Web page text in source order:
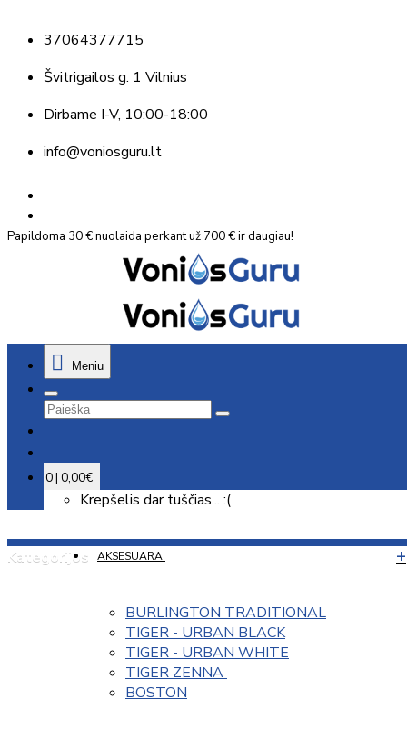
37064377715
Švitrigailos g. 1 Vilnius
Dirbame I-V, 10:00-18:00
info@voniosguru.lt
Papildoma 30 € nuolaida perkant už 700 € ir daugiau!
Meniu
0 | 0,00€
Krepšelis dar tuščias... :(
Kategorijos AKSESUARAI
BURLINGTON TRADITIONAL
TIGER - URBAN BLACK
TIGER - URBAN WHITE
TIGER ZENNA
BOSTON